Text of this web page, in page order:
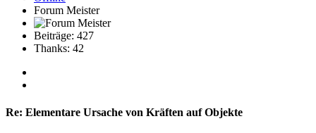
Forum Meister
Beiträge: 427
Thanks: 42
Re: Elementare Ursache von Kräften auf Objekte